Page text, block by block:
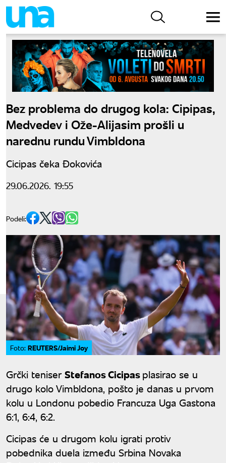
Bez problema do drugog kola: Cipipas,
Medvedev i Ože-Alijasim prošli u
narednu rundu Vimbldona
Cicipas čeka Đokovića
29.06.2026. 19:55
Podeli:
Foto: REUTERS/Jaimi Joy
Grčki teniserStefanos Cicipasplasirao se u
drugo kolo Vimbldona, pošto je danas u prvom
kolu u Londonu pobedio Francuza Uga Gastona
6:1, 6:4, 6:2.
Cicipas će u drugom kolu igrati protiv
pobednika duela između Srbina Novaka